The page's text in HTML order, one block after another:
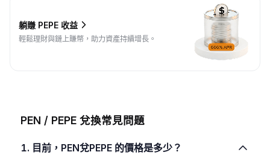
躺賺 PEPE 收益
輕鬆理財與鏈上賺幣，助力資產持續增長。
PEN / PEPE 兌換常見問題
1. 目前，PEN兌PEPE 的價格是多少？